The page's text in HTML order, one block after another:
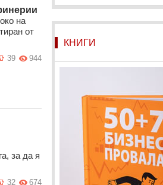
на
от
944
39
за да я
674
32
КНИГИ